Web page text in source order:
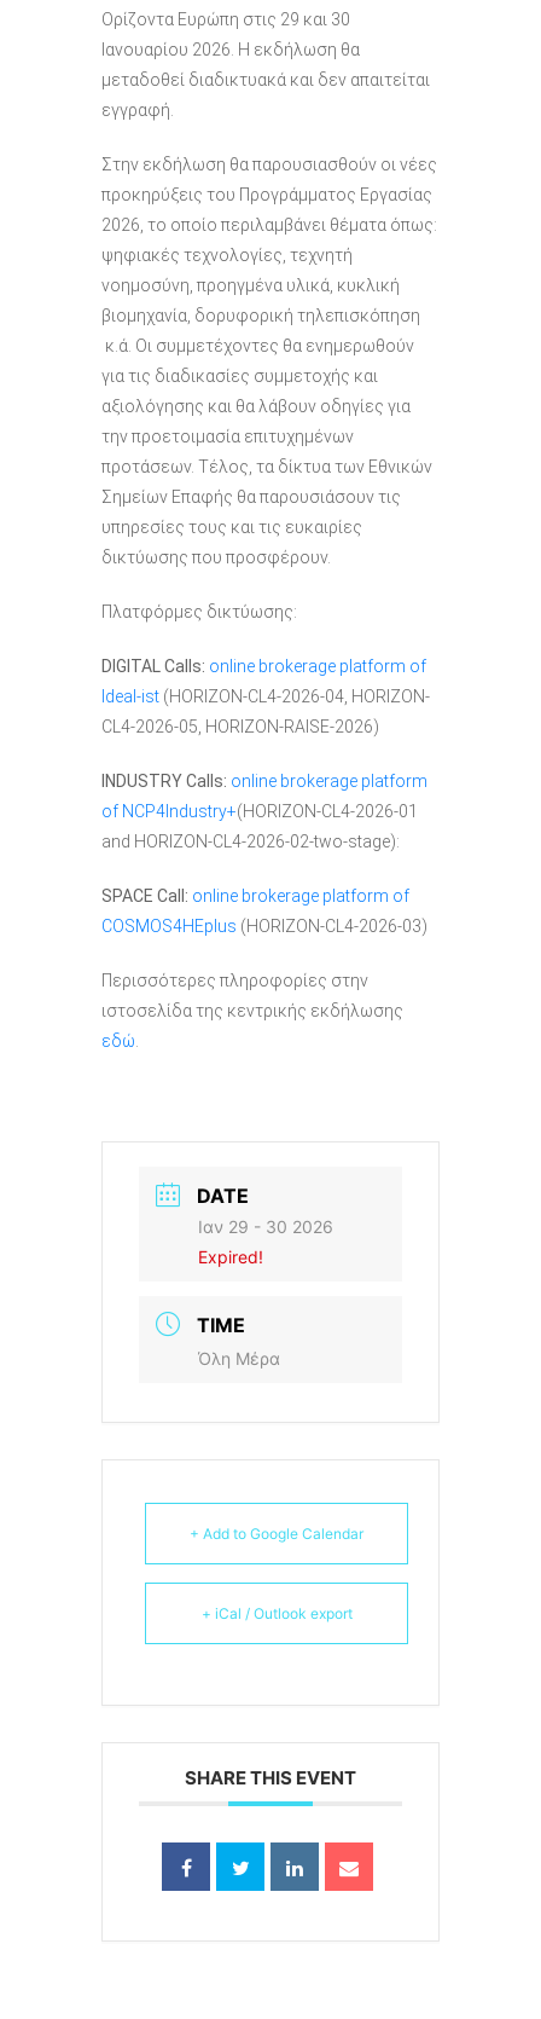
Ορίζοντα Ευρώπη στις 29 και 30
Ιανουαρίου 2026. Η εκδήλωση θα
μεταδοθεί διαδικτυακά και δεν απαιτείται
εγγραφή.
Στην εκδήλωση θα παρουσιασθούν οι νέες
προκηρύξεις του Προγράμματος Εργασίας
2026, το οποίο περιλαμβάνει θέματα όπως:
ψηφιακές τεχνολογίες, τεχνητή
νοημοσύνη, προηγμένα υλικά, κυκλική
βιομηχανία, δορυφορική τηλεπισκόπηση
κ.ά. Οι συμμετέχοντες θα ενημερωθούν
για τις διαδικασίες συμμετοχής και
αξιολόγησης και θα λάβουν οδηγίες για
την προετοιμασία επιτυχημένων
προτάσεων. Τέλος, τα δίκτυα των Εθνικών
Σημείων Επαφής θα παρουσιάσουν τις
υπηρεσίες τους και τις ευκαιρίες
δικτύωσης που προσφέρουν.
Πλατφόρμες δικτύωσης:
DIGITAL Calls: online brokerage platform of
Ideal-ist (HORIZON-CL4-2026-04, HORIZON-
CL4-2026-05, HORIZON-RAISE-2026)
INDUSTRY Calls: online brokerage platform
of NCP4Industry+(HORIZON-CL4-2026-01
and HORIZON-CL4-2026-02-two-stage):
SPACE Call: online brokerage platform of
COSMOS4HEplus (HORIZON-CL4-2026-03)
Περισσότερες πληροφορίες στην
ιστοσελίδα της κεντρικής εκδήλωσης
εδώ
DATE
Ιαν 29 - 30 2026
Expired!
TIME
Όλη Μέρα
+ Add to Google Calendar
+ iCal / Outlook export
SHARE THIS EVENT